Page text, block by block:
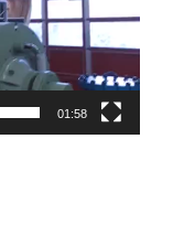
01:58